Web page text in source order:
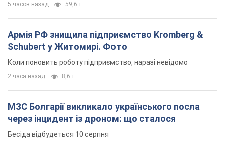
5 часов назад 59,6 т.
Армія РФ знищила підприємство Kromberg &
Schubert у Житомирі. Фото
Коли поновить роботу підприємство, наразі невідомо
2 часа назад 8,6 т.
МЗС Болгарії викликало українського посла
через інцидент із дроном: що сталося
Бесіда відбудеться 10 серпня